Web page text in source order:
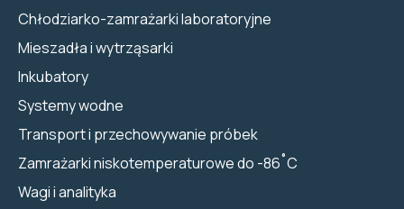
Chłodziarko-zamrażarki laboratoryjne
Mieszadła i wytrząsarki
Inkubatory
Systemy wodne
Transport i przechowywanie próbek
Zamrażarki niskotemperaturowe do -86˚C
Wagi i analityka